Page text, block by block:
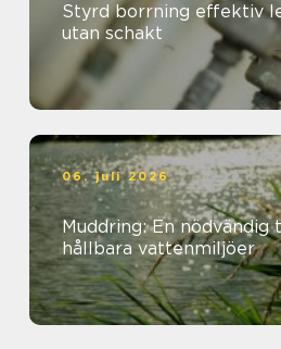
Styrd borrning effektiv ledningsdragning
utan schakt
06. juli 2026
Muddring: En
hållbara vattenmiljöer